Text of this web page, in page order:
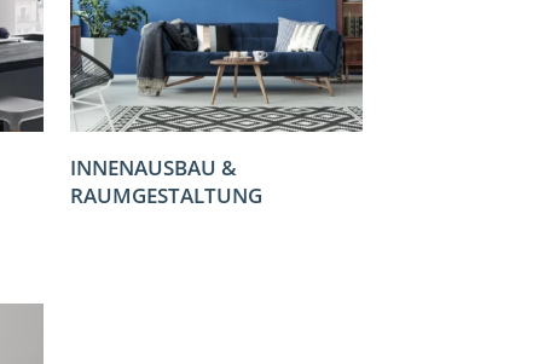
INNENAUSBAU &
RAUMGESTALTUNG